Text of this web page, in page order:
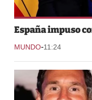
España impuso
MUNDO-11:24